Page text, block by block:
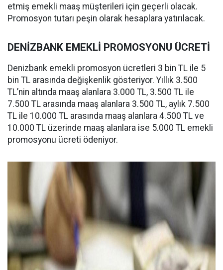
etmiş emekli maaş müşterileri için geçerli olacak.
Promosyon tutarı peşin olarak hesaplara yatırılacak.
DENİZBANK EMEKLİ PROMOSYONU ÜCRETİ
Denizbank emekli promosyon ücretleri 3 bin TL ile 5
bin TL arasında değişkenlik gösteriyor. Yıllık 3.500
TL’nin altında maaş alanlara 3.000 TL, 3.500 TL ile
7.500 TL arasında maaş alanlara 3.500 TL, aylık 7.500
TL ile 10.000 TL arasında maaş alanlara 4.500 TL ve
10.000 TL üzerinde maaş alanlara ise 5.000 TL emekli
promosyonu ücreti ödeniyor.